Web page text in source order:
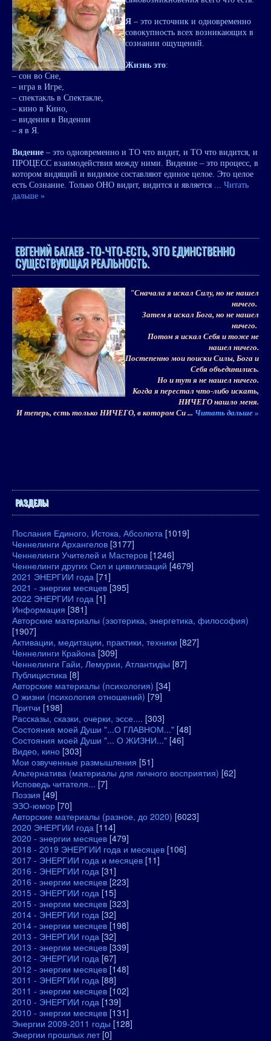
Я – это источник и одновременно
совокупность всех возникающих в
сознании ощущений.
Жизнь это:
– сон во Сне,
– игра в Игре,
– спектакль в Спектакле,
– кино в Кино,
– видения в Видении
– я в Я.
Видение – это одновременно и ТО что видит, и ТО что видится, и
ПРОЦЕСС взаимодействия между ними. Видение – это процесс, в
котором видящий и видимое составляют единое целое. Это целое
есть Сознание. Только ОНО видит, видится и является ... Читать
дальше »
ЕВГЕНИЙ БАГАЕВ -ТО-ЧТО-ЕСТЬ, ЭТО ЕДИНСТВЕННО
СУЩЕСТВУЮЩАЯ РЕАЛЬНОСТЬ.
"Сначала я искал Силу, но не нашел
ничего.
Затем я искал Бога, но не нашел
ничего.
Потом я искал Себя и тоже не
нашел ничего.
Постепенно мои поиски Силы, Бога и
Себя объединились.
Но и тут я не нашел ничего.
Когда я перестал что-либо искать,
НИЧЕГО нашло меня.
И теперь, есть только НИЧЕГО, в котором Си ... Читать дальше »
РАЗДЕЛЫ
Послания Единого, Истока, Абсолюта [1019]
Ченнелинги Архангелов [3177]
Ченнелинги Учителей и Мастеров [1246]
Ченнелинги других Сил и цивилизаций [4679]
2021 ЭНЕРГИИ года [71]
2021 - энергии месяцев [395]
2022 ЭНЕРГИИ года [1]
Информация [381]
Авторские материалы (эзотерика, энергетика, философия)
[1907]
Активации, медитации, практики, техники [827]
Ченнелинги Крайона [309]
Ченнелинги Гайи, Лемурии, Атлантидіы [87]
Публицистика [8]
Авторские материалы (психология) [34]
О жизни (психология отношений) [79]
Притчи [198]
Рассказы, сказки, очерки, эссе.... [303]
Состояния моей Души "...О ГЛАВНОМ..." [48]
Состояния моей Души "... О ЖИЗНИ..." [46]
Видео, кино [303]
Мои озвученные размышления [51]
Альтернатива (материалы для личного восприятия) [62]
Исповедь читателя... [7]
Поэзия [49]
ЭЗО-юмор [70]
Авторские материалы (разное, до 2020) [6023]
2020 ЭНЕРГИИ года [114]
2020 - энергии месяцев [479]
2018 - 2019 ЭНЕРГИИ года и месяцев [106]
2017 - ЭНЕРГИИ года и месяцев [11]
2016 - ЭНЕРГИИ года [31]
2016 - энергии месяцев [223]
2015 - ЭНЕРГИИ года [15]
2015 - энергии месяцев [323]
2014 - ЭНЕРГИИ года [32]
2014 - энергии месяцев [198]
2013 - ЭНЕРГИИ года [32]
2013 - энергии месяцев [339]
2012 - ЭНЕРГИИ года [67]
2012 - энергии месяцев [148]
2011 - ЭНЕРГИИ года [88]
2011 - энергии месяцев [102]
2010 - ЭНЕРГИИ года [139]
2010 - энергии месяцев [131]
Энергии 2009-2011 годы [128]
Энергии прошлых лет [0]